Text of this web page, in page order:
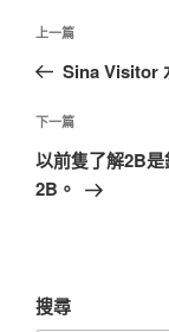
文
導
覽
上
一
文
章
上一篇
Sina Visitor
下
一
篇
下一篇
以前隻了解2B
2B。
搜尋